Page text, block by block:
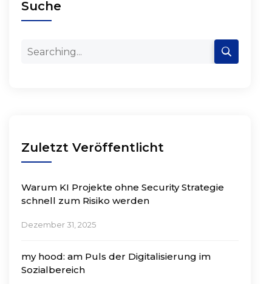
Suche
Search
Zuletzt Veröffentlicht
Warum KI Projekte ohne Security Strategie
schnell zum Risiko werden
Dezember 31, 2025
my hood: am Puls der Digitalisierung im
Sozialbereich